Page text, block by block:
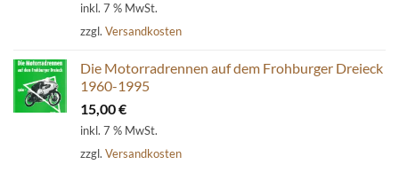
inkl. 7 % MwSt.
zzgl. Versandkosten
Die Motorradrennen auf dem Frohburger Dreieck
1960-1995
15,00€
inkl. 7 % MwSt.
zzgl. Versandkosten